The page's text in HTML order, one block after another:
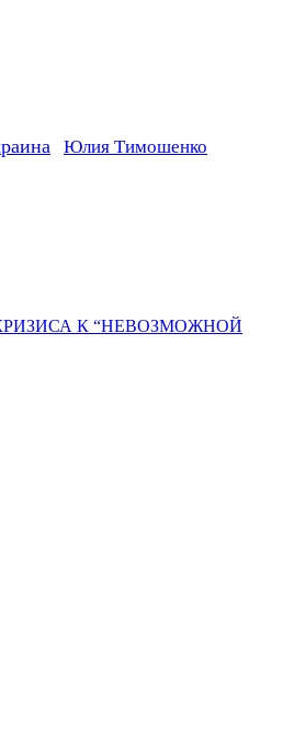
Юлия Тимошенко
К “НЕВОЗМОЖНОЙ